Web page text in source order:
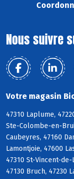
Nous suivre
Votre magasin
47310 Laplume,
Ste-Colombe-en-
Caubeyres, 47160
Lamontjoie, 47600
47310 St-Vincent-
47130 Bruch, 47230